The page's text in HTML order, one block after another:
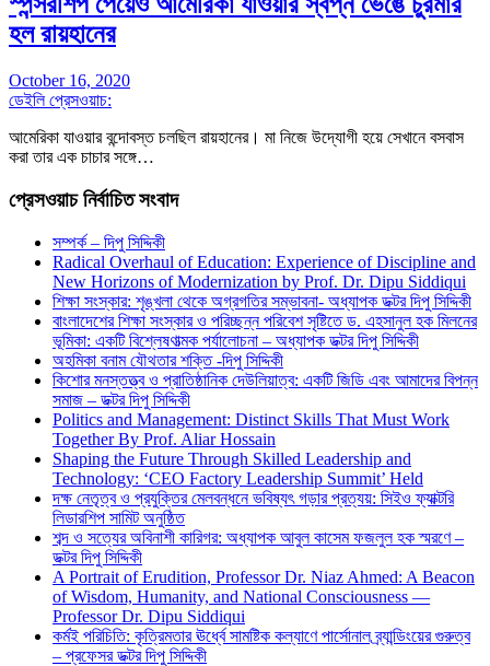
হল রায়হানের
October 16, 2020
ডেইলি প্রেসওয়াচ:
আমেরিকা যাওয়ার বন্দোবস্ত চলছিল রায়হানের। মা নিজে উদ্যোগী হয়ে সেখানে বসবাস
করা তার এক চাচার সঙ্গে…
প্রেসওয়াচ নির্বাচিত সংবাদ
সম্পর্ক – দিপু সিদ্দিকী
Radical Overhaul of Education: Experience of Discipline and
New Horizons of Modernization by Prof. Dr. Dipu Siddiqui
শিক্ষা সংস্কার: শৃঙ্খলা থেকে অগ্রগতির সম্ভাবনা- অধ্যাপক ডক্টর দিপু সিদ্দিকী
বাংলাদেশের শিক্ষা সংস্কার ও পরিচ্ছন্ন পরিবেশ সৃষ্টিতে ড. এহসানুল হক মিলনের
ভূমিকা: একটি বিশ্লেষণাত্মক পর্যালোচনা – অধ্যাপক ডক্টর দিপু সিদ্দিকী
অহমিকা বনাম যৌথতার শক্তি -দিপু সিদ্দিকী
কিশোর মনস্তত্ত্ব ও প্রাতিষ্ঠানিক দেউলিয়াত্ব: একটি জিডি এবং আমাদের বিপন্ন
সমাজ – ডক্টর দিপু সিদ্দিকী
Politics and Management: Distinct Skills That Must Work
Together By Prof. Aliar Hossain
Shaping the Future Through Skilled Leadership and
Technology: ‘CEO Factory Leadership Summit’ Held
দক্ষ নেতৃত্ব ও প্রযুক্তির মেলবন্ধনে ভবিষ্যৎ গড়ার প্রত্যয়: সিইও ফ্যাক্টরি
লিডারশিপ সামিট অনুষ্ঠিত
শব্দ ও সত্যের অবিনাশী কারিগর: অধ্যাপক আবুল কাসেম ফজলুল হক স্মরণে –
ডক্টর দিপু সিদ্দিকী
A Portrait of Erudition, Professor Dr. Niaz Ahmed: A Beacon
of Wisdom, Humanity, and National Consciousness —
Professor Dr. Dipu Siddiqui
কর্মই পরিচিতি: কৃত্রিমতার ঊর্ধ্বে সামষ্টিক কল্যাণে পার্সোনাল ব্র্যান্ডিংয়ের গুরুত্ব
– প্রফেসর ডক্টর দিপু সিদ্দিকী